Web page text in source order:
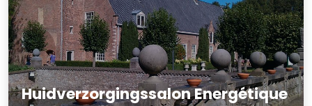
Huidverzorgingssalon Energétique